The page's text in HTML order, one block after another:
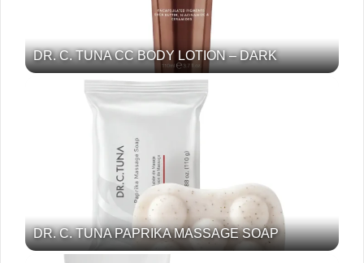
DR. C. TUNA CC BODY LOTION – DARK
DR. C. TUNA PAPRIKA MASSAGE SOAP